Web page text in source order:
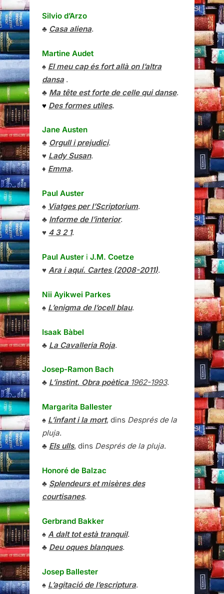
Silvio d’Arzo
♣ Casa aliena.
Martine Audet
♠ El meu cap és fort allà on l’altra
dansa.
♣ Ma tête est forte de celle qui danse.
♥ Des formes utiles.
Jane Austen
♣ Orgull i prejudici.
♥ Lady Susan.
♦ Emma.
Paul Auster
♠ Viatges per l’Scriptorium.
♣ Informe de l’interior.
♥ 4 3 2 1.
Paul Auster i J.M. Coetze
♥ Ara i aquí. Cartes (2008-2011).
Nii Ayikwei Parkes
♠ L’enigma de l’ocell blau.
Isaak Bàbel
♣ La Cavalleria Roja.
Josep-Ramon Bach
♣ L’instint. Obra poètica1962-1993.
Margarita Ballester
♠ L’infant i la mort, dins Després de la
pluja.
♣ Els ulls, dins Després de la pluja.
Honoré de Balzac
♣ Splendeurs et misères des
courtisanes.
Gerbrand Bakker
♠ A dalt tot està tranquil.
♣ Deu oques blanques.
Josep Ballester
♠ L’agitació de l’escriptura.